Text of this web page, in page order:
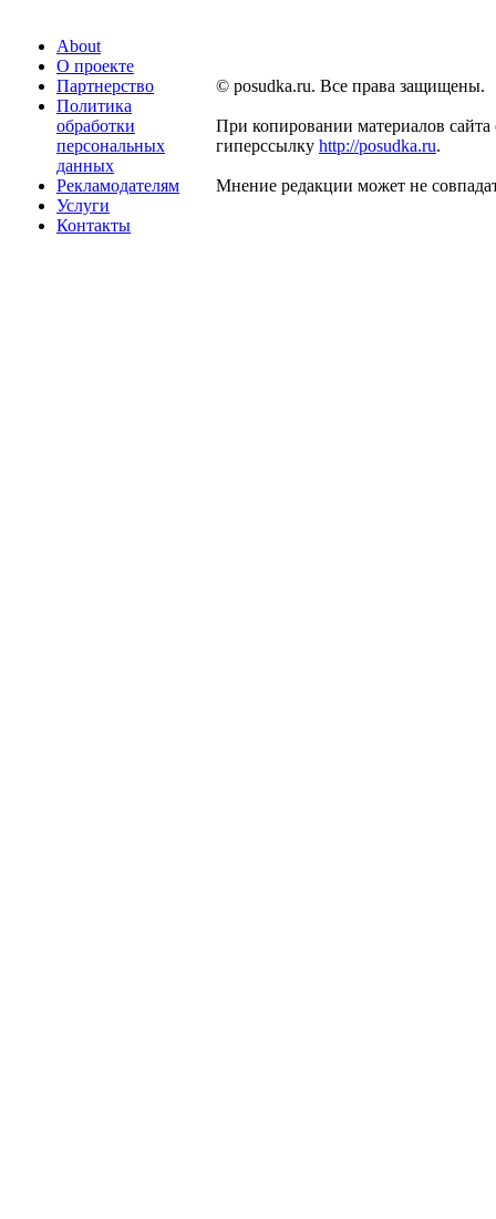
About
О проекте
Партнерство
Политика
обработки
персональных
данных
Рекламодателям
Услуги
Контакты
© posudka.ru. Все права защищены.
При копировании материалов сайта
гиперссылку http://posudka.ru.
Мнение редакции может не